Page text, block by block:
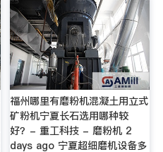
福州哪里有磨粉机混凝土用立式
矿粉机宁夏长石选用哪种较
好？- 重工科技 - 磨粉机 2
days ago 宁夏超细磨机设备多